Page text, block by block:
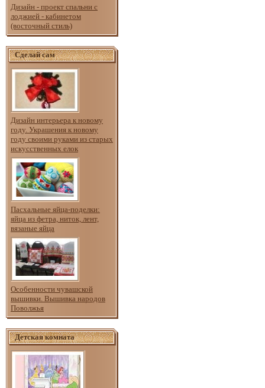
Дизайн - проект спальни с
лоджией - кабинетом
(восточный стиль)
Сделай сам
Дизайн интерьера к новому
году. Украшения к новому
году своими руками из старых
искусственных елок
Пасхальные яйца-поделки:
яйца из фетра, ниток, лент,
вязаные яйца
Особенности чувашской
вышивки. Вышивка народов
Поволжья
Детская комната